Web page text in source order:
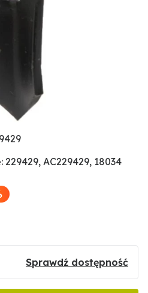
AC229429, 18034
Sprawdź dostępność